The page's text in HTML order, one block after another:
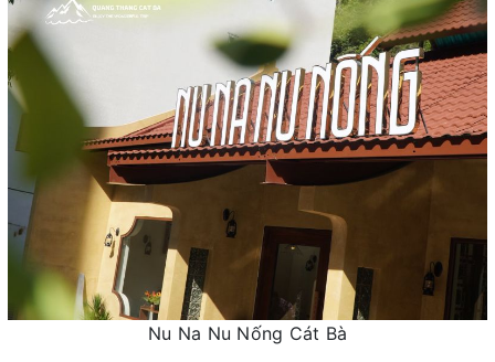
Nu Na Nu Nống Cát Bà